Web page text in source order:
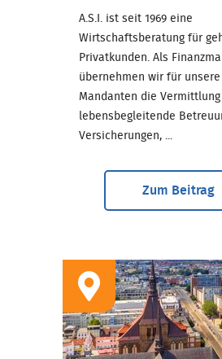
A.S.I. ist seit 1969 eine
Wirtschaftsberatung für
Privatkunden. Als
übernehmen wir für unsere
Mandanten die Vermittlung
lebensbegleitende
Versicherungen, ...
Zum Beitrag